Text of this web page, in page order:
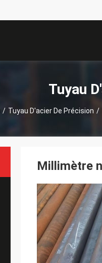
Tuyau
/ Tuyau D'acier De Précision /
Millimètre